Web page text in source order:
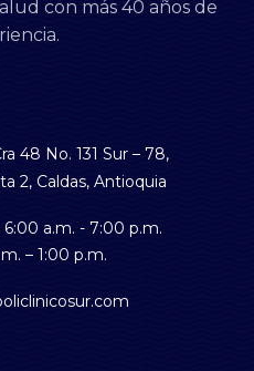
con más 40 años de
48 No. 131 Sur – 78,
2, Caldas, Antioquia
a.m. - 7:00 p.m.
– 1:00 p.m.